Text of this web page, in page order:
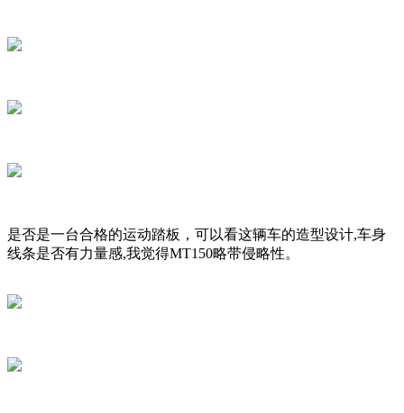
是否是一台合格的运动踏板，可以看这辆车的造型设计,车身
线条是否有力量感,我觉得MT150略带侵略性。